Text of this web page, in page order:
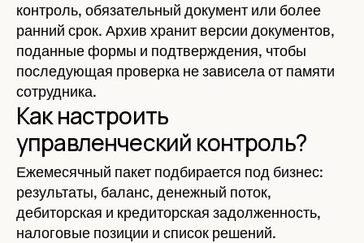
контроль, обязательный документ или более
ранний срок. Архив хранит версии документов,
поданные формы и подтверждения, чтобы
последующая проверка не зависела от памяти
сотрудника.
Как настроить
управленческий контроль?
Ежемесячный пакет подбирается под бизнес:
результаты, баланс, денежный поток,
дебиторская и кредиторская задолженность,
налоговые позиции и список решений.